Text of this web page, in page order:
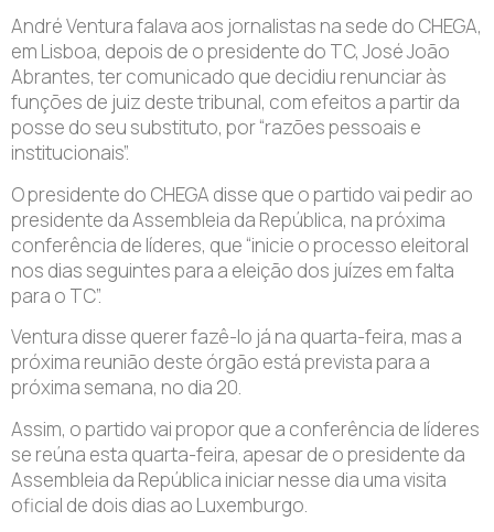
André Ventura falava aos jornalistas na sede do CHEGA,
em Lisboa, depois de o presidente do TC, José João
Abrantes, ter comunicado que decidiu renunciar às
funções de juiz deste tribunal, com efeitos a partir da
posse do seu substituto, por “razões pessoais e
institucionais”.
O presidente do CHEGA disse que o partido vai pedir ao
presidente da Assembleia da República, na próxima
conferência de líderes, que “inicie o processo eleitoral
nos dias seguintes para a eleição dos juízes em falta
para o TC”.
Ventura disse querer fazê-lo já na quarta-feira, mas a
próxima reunião deste órgão está prevista para a
próxima semana, no dia 20.
Assim, o partido vai propor que a conferência de líderes
se reúna esta quarta-feira, apesar de o presidente da
Assembleia da República iniciar nesse dia uma visita
oficial de dois dias ao Luxemburgo.